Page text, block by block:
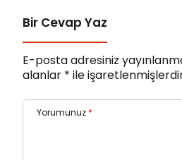
Bir Cevap Yaz
E-posta adresiniz
alanlar * ile
Yorumunuz *